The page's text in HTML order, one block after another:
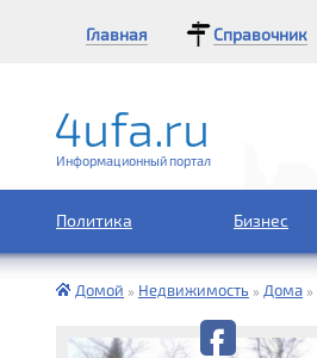
Главная Справочник
Информационный портал
Политика Бизнес
Домой » Недвижимость » Дома »